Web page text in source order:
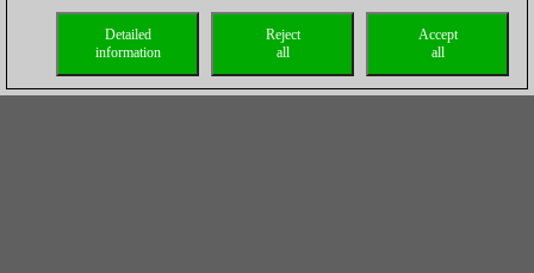
Accept
all
Reject
all
Detailed
information